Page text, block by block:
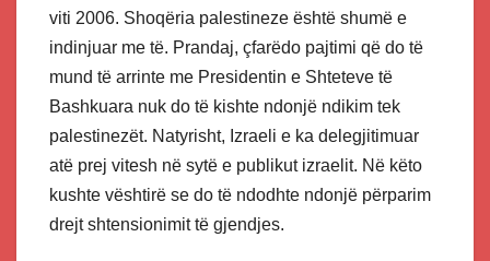
viti 2006. Shoqëria palestineze është shumë e
indinjuar me të. Prandaj, çfarëdo pajtimi që do të
mund të arrinte me Presidentin e Shteteve të
Bashkuara nuk do të kishte ndonjë ndikim tek
palestinezët. Natyrisht, Izraeli e ka delegjitimuar
atë prej vitesh në sytë e publikut izraelit. Në këto
kushte vështirë se do të ndodhte ndonjë përparim
drejt shtensionimit të gjendjes.